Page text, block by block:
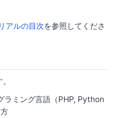
アルの目次を参照してくださ
ラミング言語（PHP, Python